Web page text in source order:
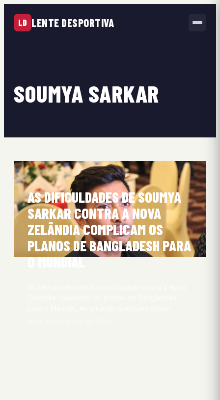
LD LENTE DESPORTIVA
SOUMYA SARKAR
AS DIFICULDADES DE SOUMYA
SARKAR CONTRA A NOVA
ZELÂNDIA COMPLICAM OS
PLANOS DE BANGLADESH PARA
O MUNDIAL